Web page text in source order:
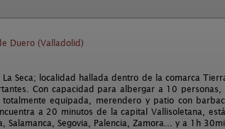
Duero (Valladolid)
Seca; localidad hallada dentro de la comarca
Con capacidad para albergar a 10 personas,
equipada, merendero y patio con
a 20 minutos de la capital Vallisoletana,
Segovia, Palencia, Zamora... y a 1h